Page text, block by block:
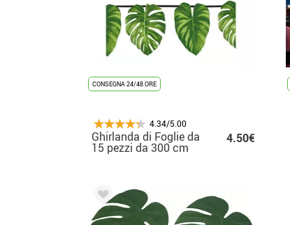
CONSEGNA 24/48 ORE
4.34/5.00
Ghirlanda di Foglie da
15 pezzi da 300 cm
4.50€